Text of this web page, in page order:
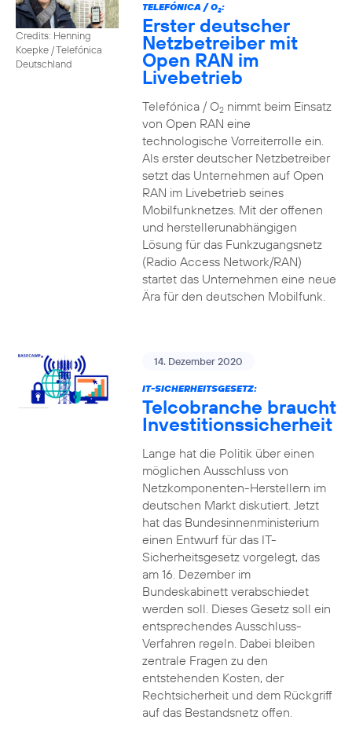
Credits: Henning
Koepke / Telefónica
Deutschland
TELEFÓNICA / O2:
Erster deutscher
Netzbetreiber mit
Open RAN im
Livebetrieb
Telefónica / O2nimmt beim Einsatz
von Open RAN eine
technologische Vorreiterrolle ein.
Als erster deutscher Netzbetreiber
setzt das Unternehmen auf Open
RAN im Livebetrieb seines
Mobilfunknetzes. Mit der offenen
und herstellerunabhängigen
Lösung für das Funkzugangsnetz
(Radio Access Network/RAN)
startet das Unternehmen eine neue
Ära für den deutschen Mobilfunk.
14. Dezember 2020
IT-SICHERHEITSGESETZ:
Telcobranche braucht
Investitionssicherheit
Lange hat die Politik über einen
möglichen Ausschluss von
Netzkomponenten-Herstellern im
deutschen Markt diskutiert. Jetzt
hat das Bundesinnenministerium
einen Entwurf für das IT-
Sicherheitsgesetz vorgelegt, das
am 16. Dezember im
Bundeskabinett verabschiedet
werden soll. Dieses Gesetz soll ein
entsprechendes Ausschluss-
Verfahren regeln. Dabei bleiben
zentrale Fragen zu den
entstehenden Kosten, der
Rechtsicherheit und dem Rückgriff
auf das Bestandsnetz offen.